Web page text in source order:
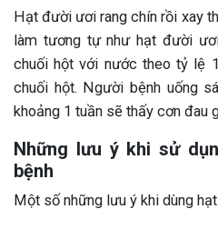
Hạt đười ươi rang chín rồi xay
làm tương tự như hạt đười
chuối hột với nước theo tỷ lệ
chuối hột. Người bệnh uống
khoảng 1 tuần sẽ thấy cơn đau
Những lưu ý khi sử
bệnh
Một số những lưu ý khi dùng